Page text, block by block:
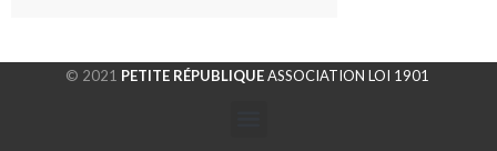
© 2021 PETITE RÉPUBLIQUEASSOCIATION LOI 1901